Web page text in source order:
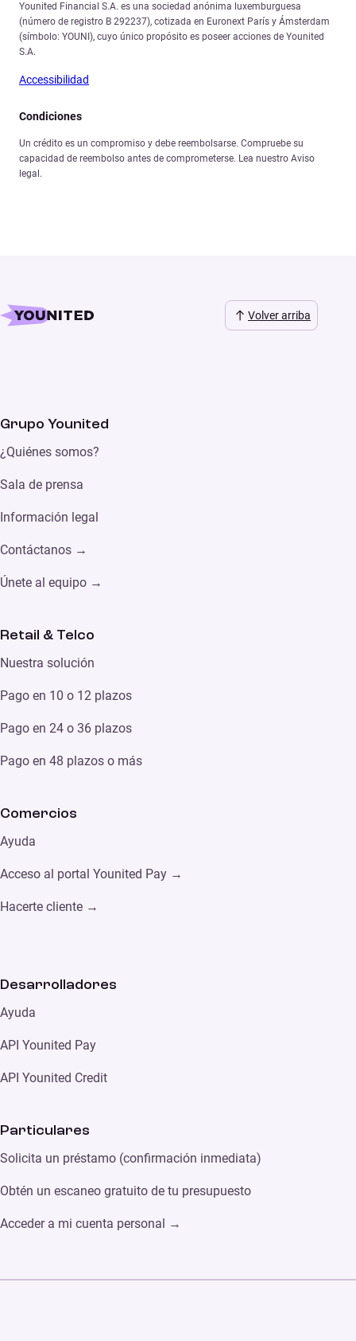
Younited Financial S.A. es una sociedad anónima luxemburguesa
(número de registro B 292237), cotizada en Euronext París y Ámsterdam
(símbolo: YOUNI), cuyo único propósito es poseer acciones de Younited
S.A.
Accessibilidad
Condiciones
Un crédito es un compromiso y debe reembolsarse. Compruebe su
capacidad de reembolso antes de comprometerse. Lea nuestro Aviso
legal.
Volver arriba
Grupo Younited
¿Quiénes somos?
Sala de prensa
Información legal
Contáctanos →
Únete al equipo →
Retail & Telco
Nuestra solución
Pago en 10 o 12 plazos
Pago en 24 o 36 plazos
Pago en 48 plazos o más
Comercios
Ayuda
Acceso al portal Younited Pay →
Hacerte cliente →
Desarrolladores
Ayuda
API Younited Pay
API Younited Credit
Particulares
Solicita un préstamo (confirmación inmediata)
Obtén un escaneo gratuito de tu presupuesto
Acceder a mi cuenta personal →